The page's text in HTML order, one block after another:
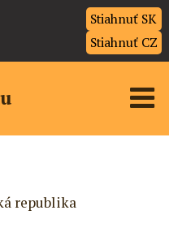
Stiahnuť SK
Stiahnuť CZ
republika